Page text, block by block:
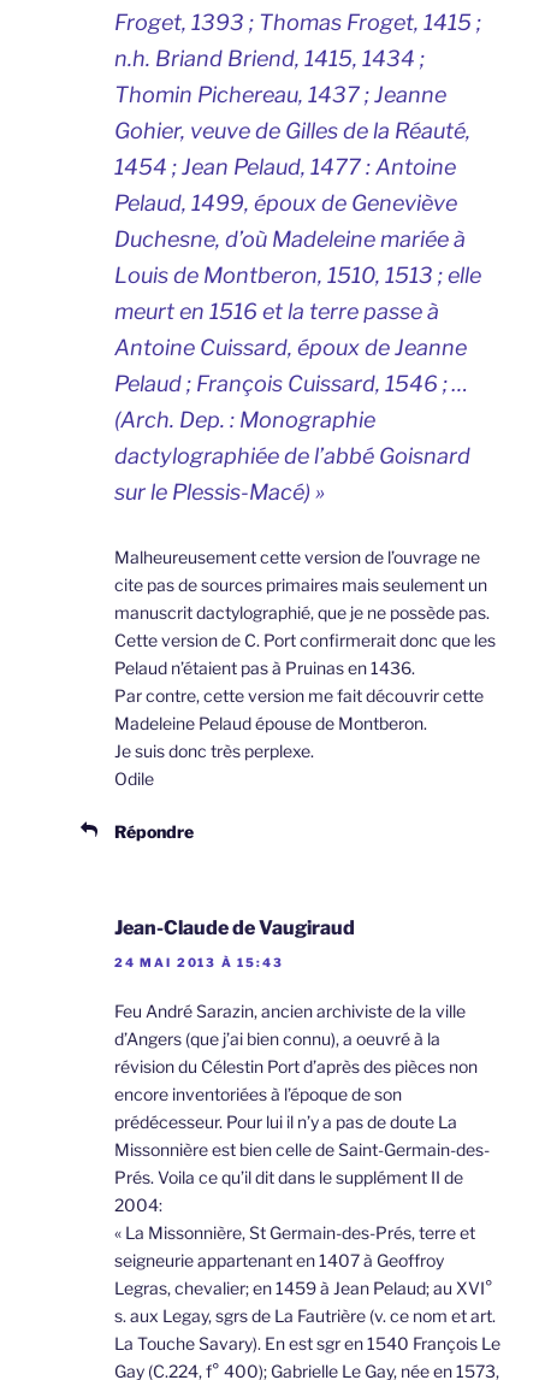
Froget, 1393 ; Thomas Froget, 1415 ;
n.h. Briand Briend, 1415, 1434 ;
Thomin Pichereau, 1437 ; Jeanne
Gohier, veuve de Gilles de la Réauté,
1454 ; Jean Pelaud, 1477 : Antoine
Pelaud, 1499, époux de Geneviève
Duchesne, d’où Madeleine mariée à
Louis de Montberon, 1510, 1513 ; elle
meurt en 1516 et la terre passe à
Antoine Cuissard, époux de Jeanne
Pelaud ; François Cuissard, 1546 ; …
(Arch. Dep. : Monographie
dactylographiée de l’abbé Goisnard
sur le Plessis-Macé) »
Malheureusement cette version de l’ouvrage ne
cite pas de sources primaires mais seulement un
manuscrit dactylographié, que je ne possède pas.
Cette version de C. Port confirmerait donc que les
Pelaud n’étaient pas à Pruinas en 1436.
Par contre, cette version me fait découvrir cette
Madeleine Pelaud épouse de Montberon.
Je suis donc très perplexe.
Odile
Répondre
Jean-Claude de Vaugiraud
24 MAI 2013 À 15:43
Feu André Sarazin, ancien archiviste de la ville
d’Angers (que j’ai bien connu), a oeuvré à la
révision du Célestin Port d’après des pièces non
encore inventoriées à l’époque de son
prédécesseur. Pour lui il n’y a pas de doute La
Missonnière est bien celle de Saint-Germain-des-
Prés. Voila ce qu’il dit dans le supplément II de
2004:
« La Missonnière, St Germain-des-Prés, terre et
seigneurie appartenant en 1407 à Geoffroy
Legras, chevalier; en 1459 à Jean Pelaud; au XVI°
s. aux Legay, sgrs de La Fautrière (v. ce nom et art.
La Touche Savary). En est sgr en 1540 François Le
Gay (C.224, f° 400); Gabrielle Le Gay, née en 1573,